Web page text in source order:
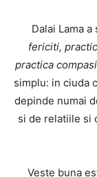
Dalai Lama
fericiti,
practica
simplu: in ciuda
depinde numai
si de relatiile si
Veste buna